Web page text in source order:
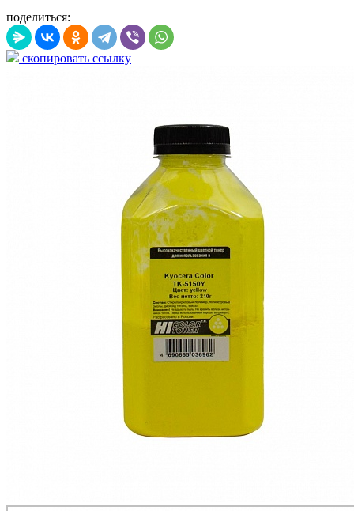
поделиться:
скопировать ссылку